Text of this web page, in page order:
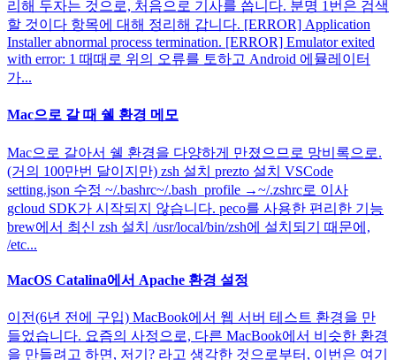
리해 두자는 것으로, 처음으로 기사를 씁니다. 분명 1번은 검색
할 것이다 항목에 대해 정리해 갑니다. [ERROR] Application
Installer abnormal process termination. [ERROR] Emulator exited
with error: 1 때때로 위의 오류를 토하고 Android 에뮬레이터
가...
Mac으로 갈 때 쉘 환경 메모
Mac으로 갈아서 쉘 환경을 다양하게 만졌으므로 망비록으로.
(거의 100만번 달이지만) zsh 설치 prezto 설치 VSCode
setting.json 수정 ~/.bashrc~/.bash_profile →~/.zshrc로 이사
gcloud SDK가 시작되지 않습니다. peco를 사용한 편리한 기능
brew에서 최신 zsh 설치 /usr/local/bin/zsh에 설치되기 때문에,
/etc...
MacOS Catalina에서 Apache 환경 설정
이전(6년 전에 구입) MacBook에서 웹 서버 테스트 환경을 만
들었습니다. 요즘의 사정으로, 다른 MacBook에서 비슷한 환경
을 만들려고 하면, 저기? 라고 생각한 것으로부터, 이번은 여기